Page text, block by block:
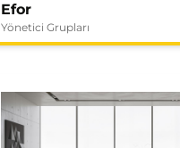
Efor
Yönetici Grupları